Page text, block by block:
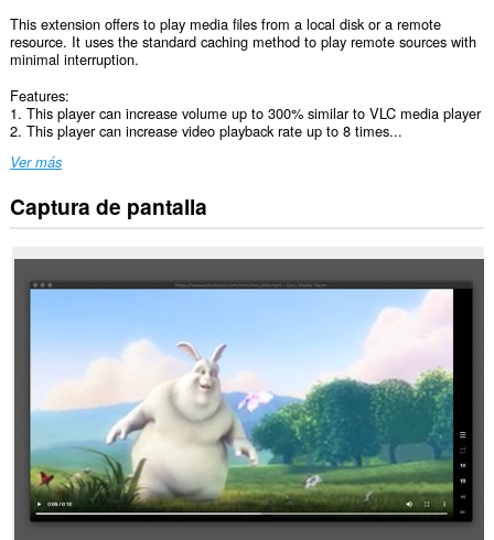
This extension offers to play media files from a local disk or a remote
resource. It uses the standard caching method to play remote sources with
minimal interruption.
Features:
1. This player can increase volume up to 300% similar to VLC media player
2. This player can increase video playback rate up to 8 times...
Ver más
Captura de pantalla